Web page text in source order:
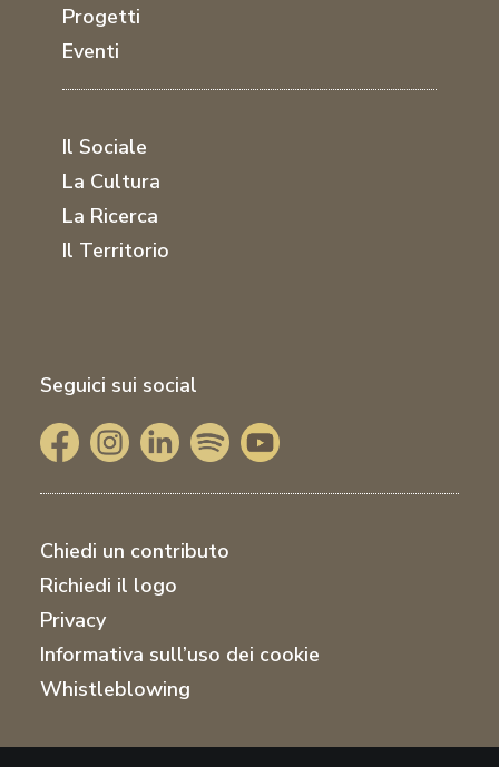
Progetti
Eventi
Il Sociale
La Cultura
La Ricerca
Il Territorio
Seguici sui social
Chiedi un contributo
Richiedi il logo
Privacy
Informativa sull’uso dei cookie
Whistleblowing